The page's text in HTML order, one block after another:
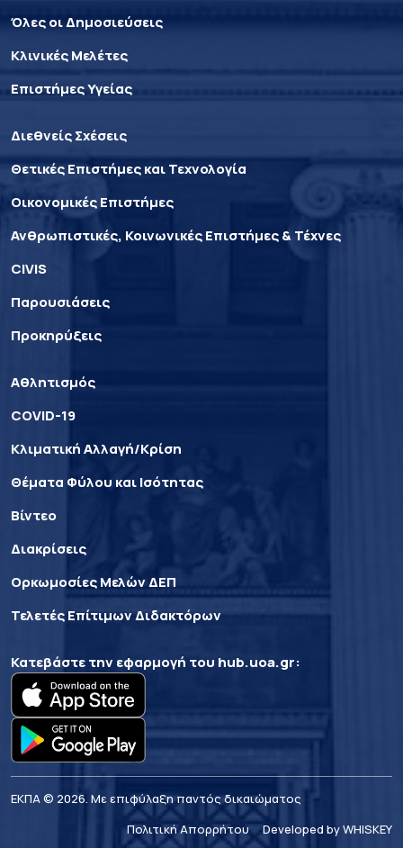
Όλες οι Δημοσιεύσεις
Κλινικές Μελέτες
Επιστήμες Υγείας
Διεθνείς Σχέσεις
Θετικές Επιστήμες και Τεχνολογία
Οικονομικές Επιστήμες
Ανθρωπιστικές, Κοινωνικές Επιστήμες & Τέχνες
CIVIS
Παρουσιάσεις
Προκηρύξεις
Αθλητισμός
COVID-19
Κλιματική Αλλαγή/Κρίση
Θέματα Φύλου και Ισότητας
Βίντεο
Διακρίσεις
Ορκωμοσίες Μελών ΔΕΠ
Τελετές Επίτιμων Διδακτόρων
Κατεβάστε την εφαρμογή του hub.uoa.gr:
ΕΚΠΑ © 2026. Με επιφύλαξη παντός δικαιώματος
Πολιτική Απορρήτου
Developed by WHISKEY